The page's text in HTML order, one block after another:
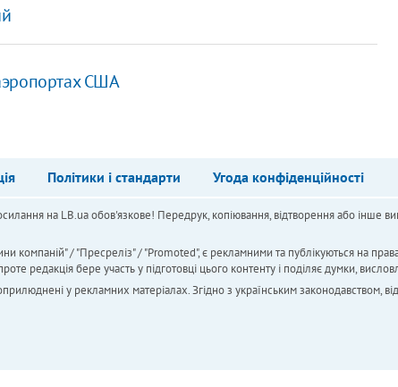
США
Політики і стандарти Угода конфіденційності
на LB.ua обов'язкове! Передрук, копіювання, відтворення або інше
компаній" / "Пресреліз" / "Promoted", є рекламними та публікуються на
бере участь у підготовці цього контенту і поділяє думки,
у рекламних матеріалах. Згідно з українським законодавством,